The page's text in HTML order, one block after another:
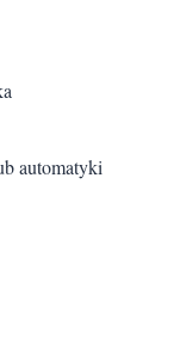
automatyki